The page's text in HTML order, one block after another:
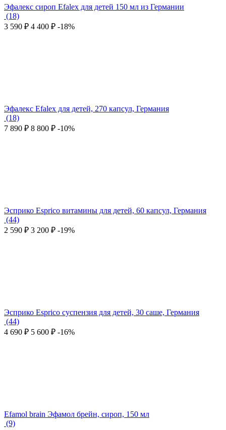
Эфалекс сироп Efalex для детей 150 мл из Германии
(18)
3 590 ₽ 4 400 ₽ -18%
Эфалекс Efalex для детей, 270 капсул, Германия
(18)
7 890 ₽ 8 800 ₽ -10%
Эсприко Esprico витамины для детей, 60 капсул, Германия
(44)
2 590 ₽ 3 200 ₽ -19%
Эсприко Esprico суспензия для детей, 30 саше, Германия
(44)
4 690 ₽ 5 600 ₽ -16%
Efamol brain Эфамол брейн, сироп, 150 мл
(9)